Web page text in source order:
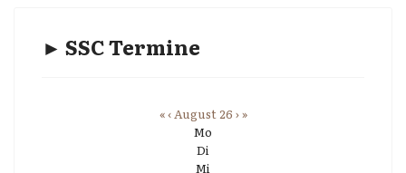
► SSC Termine
«‹August 26 ›»
Mo
Di
Mi